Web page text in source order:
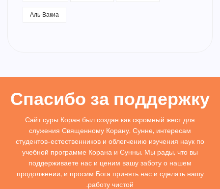
Аль-Вакиа
Спасибо за поддержку
Сайт суры Коран был создан как скромный жест для
служения Священному Корану, Сунне, интересам
студентов-естественников и облегчению изучения наук по
учебной программе Корана и Сунны. Мы рады, что вы
поддерживаете нас и ценим вашу заботу о нашем
продолжении, и просим Бога принять нас и сделать нашу
работу чистой.